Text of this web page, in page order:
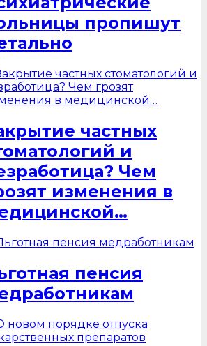
пропишут
частных
и
Чем
изменения в
пенсия